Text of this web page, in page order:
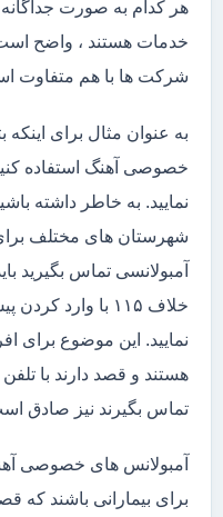
هر کدام به صورت
خدمات هستند ، واضح
شرکت ها با هم متفاوت
به عنوان مثال برای اینکه
خصوصی آهنگ استفاده
نمایید. به خاطر داشته
شهرستان های مختلف
آمبولانسی تماس بگیرید
خلاف ۱۱۵ با
نمایید. این موضوع برای
تماس بگیرند نیز صادق
آمبولانس های خصوصی
برای بیمارانی باشند که